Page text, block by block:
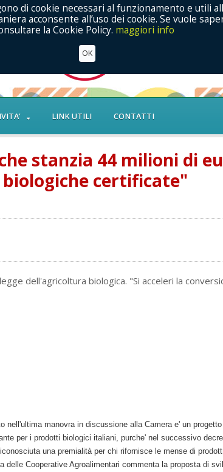
LINK UTILI CONTATTI
stanzia 44 milioni di
certificate"
dell'agricoltura biologica. "Si acceleri la
manovra in discussione alla Camera e' un progetto
per i prodotti biologici italiani, purche' nel successivo
una premialità per chi rifornisce le mense di prodotti
Cooperative Agroalimentari commenta la proposta di
di cookie necessari al funzionamento e utili
acconsente all’uso dei cookie. Se vuole
la Cookie Policy. maggiori info
OK